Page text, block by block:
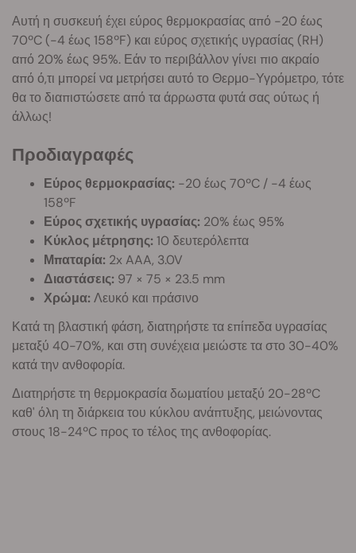
Αυτή η συσκευή έχει εύρος θερμοκρασίας από -20 έως
70ºC (-4 έως 158ºF) και εύρος σχετικής υγρασίας (RH)
από 20% έως 95%. Εάν το περιβάλλον γίνει πιο ακραίο
από ό,τι μπορεί να μετρήσει αυτό το Θερμο-Υγρόμετρο, τότε
θα το διαπιστώσετε από τα άρρωστα φυτά σας ούτως ή
άλλως!
Προδιαγραφές
Εύρος θερμοκρασίας: -20 έως 70ºC / -4 έως
158ºF
Εύρος σχετικής υγρασίας: 20% έως 95%
Κύκλος μέτρησης: 10 δευτερόλεπτα
Μπαταρία: 2x AAA, 3.0V
Διαστάσεις: 97 × 75 × 23.5 mm
Χρώμα: Λευκό και πράσινο
Κατά τη βλαστική φάση, διατηρήστε τα επίπεδα υγρασίας
μεταξύ 40-70%, και στη συνέχεια μειώστε τα στο 30-40%
κατά την ανθοφορία.
Διατηρήστε τη θερμοκρασία δωματίου μεταξύ 20-28ºC
καθ' όλη τη διάρκεια του κύκλου ανάπτυξης, μειώνοντας
στους 18-24ºC προς το τέλος της ανθοφορίας.